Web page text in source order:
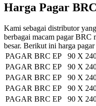
Harga Pagar BRC
Kami sebagai distributor
berbagai macam pagar BRC
besar. Berikut ini harga
PAGAR BRC EP 90 X
PAGAR BRC EP 90 X
PAGAR BRC EP 90 X
PAGAR BRC EP 90 X
PAGAR BRC EP 90 X